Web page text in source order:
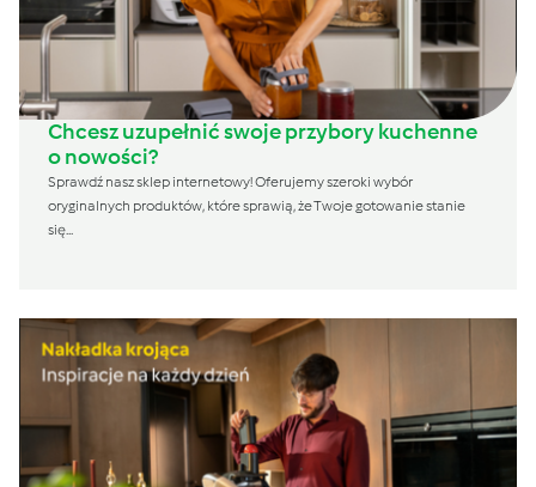
Chcesz uzupełnić swoje przybory kuchenne
o nowości?
Sprawdź nasz sklep internetowy! Oferujemy szeroki wybór
oryginalnych produktów, które sprawią, że Twoje gotowanie stanie
się...